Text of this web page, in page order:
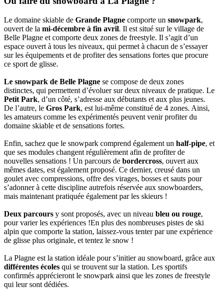
Le domaine skiable de Grande Plagne comporte un snowpark,
ouvert de la mi-décembre à fin avril. Il est situé sur le village de
Belle Plagne et comporte deux zones de freestyle. Il s’agit d’un
espace ouvert à tous les niveaux, qui permet à chacun de s’essayer
sur les équipements et de profiter des sensations fortes que procure
ce sport de glisse.
Le snowpark de Belle Plagne se compose de deux zones
distinctes, qui permettent d’évoluer sur deux niveaux de pratique. Le
Petit Park, d’un côté, s’adresse aux débutants et aux plus jeunes.
De l’autre, le Gros Park, est lui-même constitué de 4 zones. Ainsi,
les amateurs comme les expérimentés peuvent venir profiter du
domaine skiable et de sensations fortes.
Enfin, sachez que le snowpark comprend également un half-pipe, et
que ses modules changent régulièrement afin de profiter de
nouvelles sensations ! Un parcours de bordercross, ouvert aux
mêmes dates, est également proposé. Ce dernier, creusé dans un
goulet avec compressions, offre des virages, bosses et sauts pour
s’adonner à cette discipline autrefois réservée aux snowboarders,
mais maintenant pratiquée également par les skieurs !
Deux parcours y sont proposés, avec un niveau bleu ou rouge,
pour varier les expériences !En plus des nombreuses pistes de ski
alpin que comporte la station, laissez-vous tenter par une expérience
de glisse plus originale, et tentez le snow !
La Plagne est la station idéale pour s’initier au snowboard, grâce aux
différentes écoles qui se trouvent sur la station. Les sportifs
confirmés apprécieront le snowpark ainsi que les zones de freestyle
qui leur sont dédiées.